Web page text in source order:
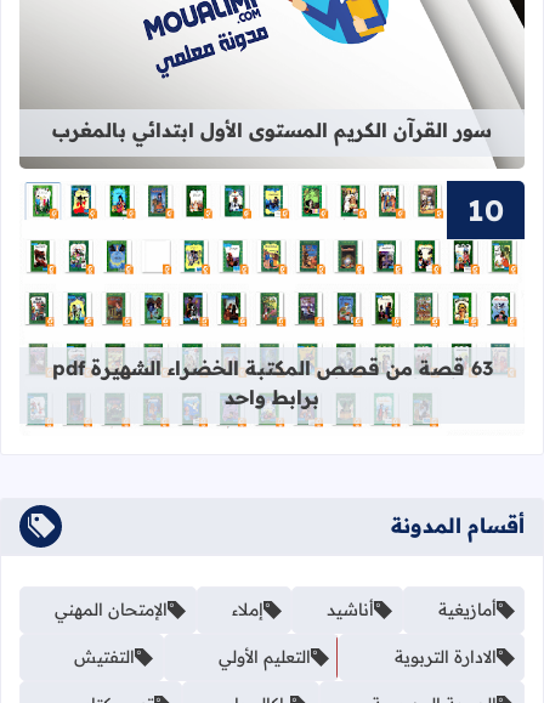
قراءة المزيد عن سور القرآن الكريم
سور القرآن الكريم المستوى الأول ابتدائي بالمغرب
قراءة المزيد عن 63 قصة من قصص المكتبة الخضراء الشهيرة pdf برابط واحد
63 قصة من قصص المكتبة الخضراء الشهيرة pdf
برابط واحد
أقسام المدونة
أمازيغية أناشيد إملاء الإمتحان المهني
الادارة التربوية التعليم الأولي التفتيش